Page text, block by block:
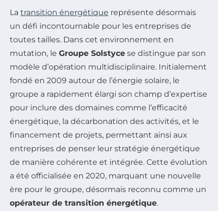
La transition énergétique représente désormais
un défi incontournable pour les entreprises de
toutes tailles. Dans cet environnement en
mutation, le Groupe Solstyce se distingue par son
modèle d’opération multidisciplinaire. Initialement
fondé en 2009 autour de l’énergie solaire, le
groupe a rapidement élargi son champ d’expertise
pour inclure des domaines comme l’efficacité
énergétique, la décarbonation des activités, et le
financement de projets, permettant ainsi aux
entreprises de penser leur stratégie énergétique
de manière cohérente et intégrée. Cette évolution
a été officialisée en 2020, marquant une nouvelle
ère pour le groupe, désormais reconnu comme un
opérateur de transition énergétique.